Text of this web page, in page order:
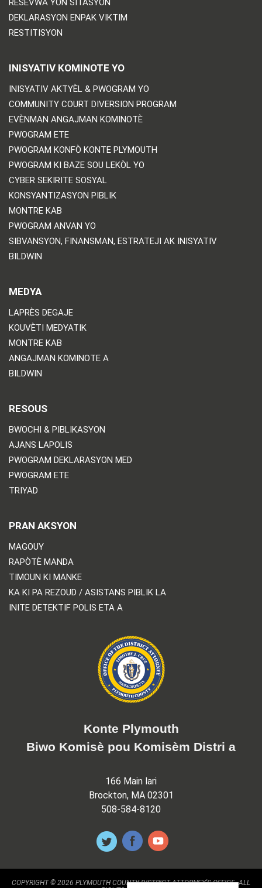
RESEVWA YON SITASYON
DEKLARASYON ENPAK VIKTIM
RESTITISYON
INISYATIV KOMINOTE YO
INISYATIV AKTYÈL & PWOGRAM YO
COMMUNITY COURT DIVERSION PROGRAM
EVÈNMAN ANGAJMAN KOMINOTÈ
PWOGRAM ETE
PWOGRAM KONFÒ KONTE PLYMOUTH
PWOGRAM KI BAZE SOU LEKÒL YO
CYBER SEKIRITE SOSYAL
KONSYANTIZASYON PIBLIK
MONTRE KAB
PWOGRAM ANVAN YO
SIBVANSYON, FINANSMAN, ESTRATEJI AK INISYATIV
BILDWIN
MEDYA
LAPRÈS DEGAJE
KOUVÈTI MEDYATIK
MONTRE KAB
ANGAJMAN KOMINOTE A
BILDWIN
RESOUS
BWOCHI & PIBLIKASYON
AJANS LAPOLIS
PWOGRAM DEKLARASYON MED
PWOGRAM ETE
TRIYAD
PRAN AKSYON
MAGOUY
RAPÒTÈ MANDA
TIMOUN KI MANKE
KA KI PA REZOUD / ASISTANS PIBLIK LA
INITE DETEKTIF POLIS ETA A
Konte Plymouth
Biwo Komisè pou Komisèm Distri a
166 Main lari
Brockton, MA 02301
508-584-8120
COPYRIGHT © 2026 PLYMOUTH COUNTY DISTRICT ATTORNEY'S OFFICE. ALL